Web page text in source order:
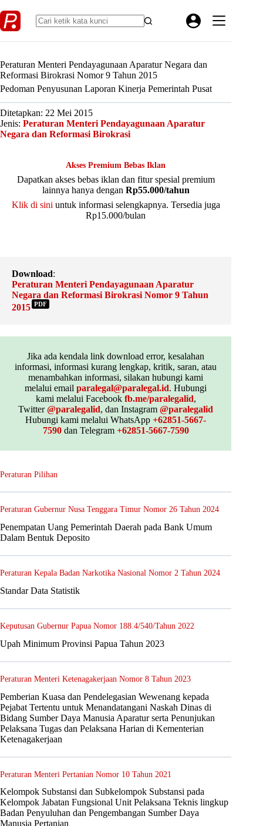
to
content
Peraturan Menteri Pendayagunaan Aparatur Negara dan
Reformasi Birokrasi Nomor 9 Tahun 2015
Pedoman Penyusunan Laporan Kinerja Pemerintah Pusat
Ditetapkan: 22 Mei 2015
Jenis: Peraturan Menteri Pendayagunaan Aparatur
Negara dan Reformasi Birokrasi
Akses Premium Bebas Iklan
Dapatkan akses bebas iklan dan fitur spesial premium
lainnya hanya dengan Rp55.000/tahun
Klik di sini untuk informasi selengkapnya. Tersedia juga
Rp15.000/bulan
Download:
Peraturan Menteri Pendayagunaan Aparatur
Negara dan Reformasi Birokrasi Nomor 9 Tahun
2015 PDF
Jika ada kendala link download error, kesalahan
informasi, informasi kurang lengkap, kritik, saran, atau
menambahkan informasi, silakan hubungi kami
melalui emailparalegal@paralegal.id. Hubungi
kami melalui Facebook fb.me/paralegalid,
Twitter@paralegalid, dan Instagram@paralegalid
Hubungi kami melalui WhatsApp+62851-5667-
7590dan Telegram +62851-5667-7590
Peraturan Pilihan
Peraturan Gubernur Nusa Tenggara Timur Nomor 26 Tahun 2024
Penempatan Uang Pemerintah Daerah pada Bank Umum
Dalam Bentuk Deposito
Peraturan Kepala Badan Narkotika Nasional Nomor 2 Tahun 2024
Standar Data Statistik
Keputusan Gubernur Papua Nomor 188.4/540/Tahun 2022
Upah Minimum Provinsi Papua Tahun 2023
Peraturan Menteri Ketenagakerjaan Nomor 8 Tahun 2023
Pemberian Kuasa dan Pendelegasian Wewenang kepada
Pejabat Tertentu untuk Menandatangani Naskah Dinas di
Bidang Sumber Daya Manusia Aparatur serta Penunjukan
Pelaksana Tugas dan Pelaksana Harian di Kementerian
Ketenagakerjaan
Peraturan Menteri Pertanian Nomor 10 Tahun 2021
Kelompok Substansi dan Subkelompok Substansi pada
Kelompok Jabatan Fungsional Unit Pelaksana Teknis lingkup
Badan Penyuluhan dan Pengembangan Sumber Daya
Manusia Pertanian